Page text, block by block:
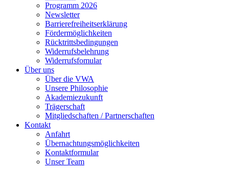
Programm 2026
Newsletter
Barrierefreiheitserklärung
Fördermöglichkeiten
Rücktrittsbedingungen
Widerrufsbelehrung
Widerrufsfomular
Über uns
Über die VWA
Unsere Philosophie
Akademiezukunft
Trägerschaft
Mitgliedschaften / Partnerschaften
Kontakt
Anfahrt
Übernachtungsmöglichkeiten
Kontaktformular
Unser Team